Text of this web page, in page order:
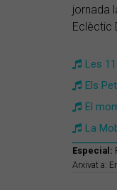
jornada
Eclèctic
Les
Els
El
La
Especial:
Arxivat a: